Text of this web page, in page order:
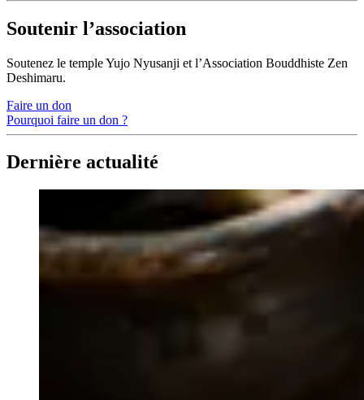
Soutenir l’association
Soutenez le temple Yujo Nyusanji et l’Association Bouddhiste Zen
Deshimaru.
Faire un don
Pourquoi faire un don ?
Dernière actualité